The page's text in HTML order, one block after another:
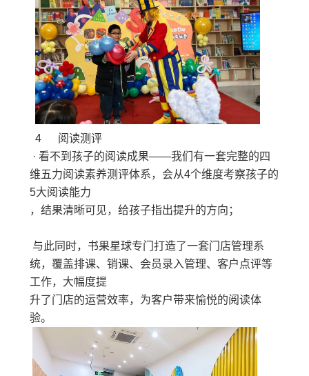
4 阅读测评
· 看不到孩子的阅读成果——我们有一套完整的四
维五力阅读素养测评体系，会从4个维度考察孩子的
5大阅读能力
，结果清晰可见，给孩子指出提升的方向；
与此同时，书果星球专门打造了一套门店管理系
统，覆盖排课、销课、会员录入管理、客户点评等
工作，大幅度提
升了门店的运营效率，为客户带来愉悦的阅读体
验。